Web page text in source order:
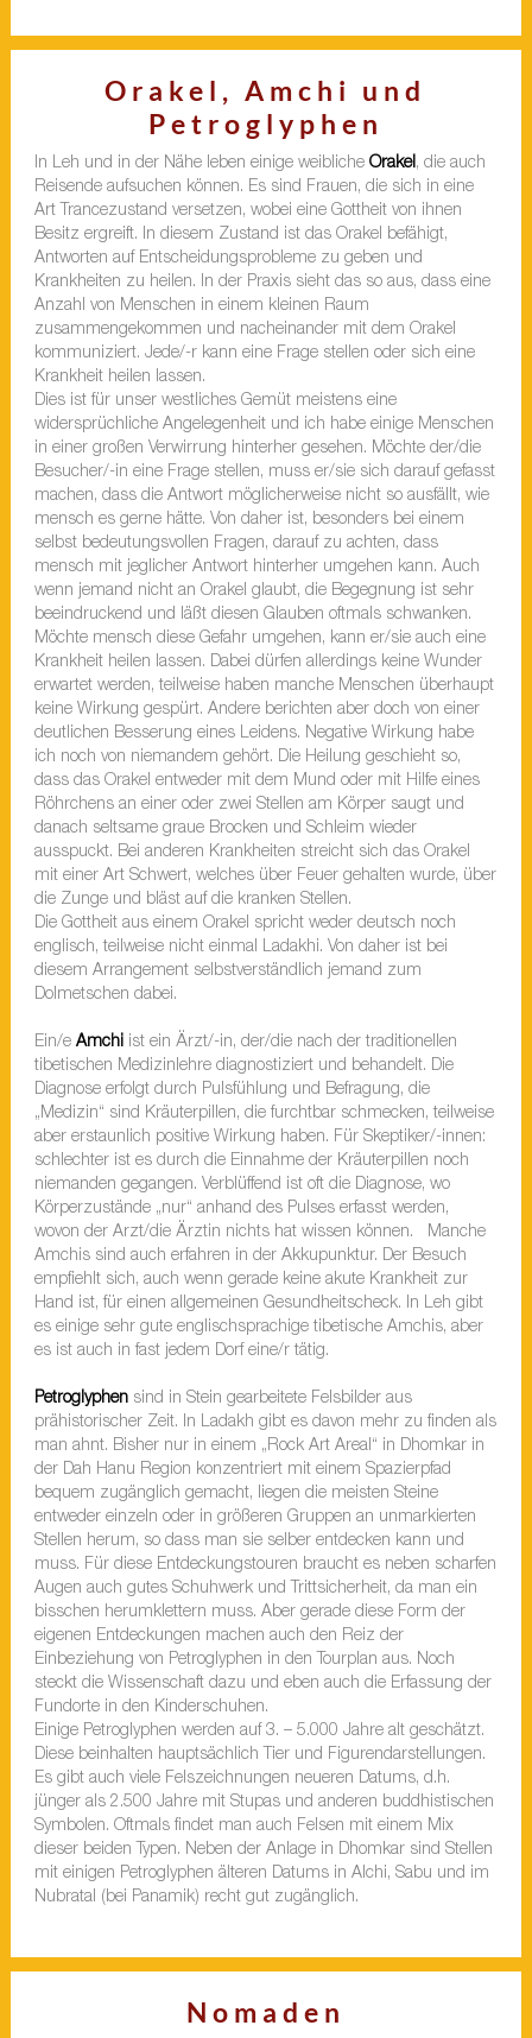
Orakel, Amchi und
Petroglyphen
In Leh und in der Nähe leben einige weibliche Orakel, die auch
Reisende aufsuchen können. Es sind Frauen, die sich in eine
Art Trancezustand versetzen, wobei eine Gottheit von ihnen
Besitz ergreift. In diesem Zustand ist das Orakel befähigt,
Antworten auf Entscheidungsprobleme zu geben und
Krankheiten zu heilen. In der Praxis sieht das so aus, dass eine
Anzahl von Menschen in einem kleinen Raum
zusammengekommen und nacheinander mit dem Orakel
kommuniziert. Jede/-r kann eine Frage stellen oder sich eine
Krankheit heilen lassen.
Dies ist für unser westliches Gemüt meistens eine
widersprüchliche Angelegenheit und ich habe einige Menschen
in einer großen Verwirrung hinterher gesehen. Möchte der/die
Besucher/-in eine Frage stellen, muss er/sie sich darauf gefasst
machen, dass die Antwort möglicherweise nicht so ausfällt, wie
mensch es gerne hätte. Von daher ist, besonders bei einem
selbst bedeutungsvollen Fragen, darauf zu achten, dass
mensch mit jeglicher Antwort hinterher umgehen kann. Auch
wenn jemand nicht an Orakel glaubt, die Begegnung ist sehr
beeindruckend und läßt diesen Glauben oftmals schwanken.
Möchte mensch diese Gefahr umgehen, kann er/sie auch eine
Krankheit heilen lassen. Dabei dürfen allerdings keine Wunder
erwartet werden, teilweise haben manche Menschen überhaupt
keine Wirkung gespürt. Andere berichten aber doch von einer
deutlichen Besserung eines Leidens. Negative Wirkung habe
ich noch von niemandem gehört. Die Heilung geschieht so,
dass das Orakel entweder mit dem Mund oder mit Hilfe eines
Röhrchens an einer oder zwei Stellen am Körper saugt und
danach seltsame graue Brocken und Schleim wieder
ausspuckt. Bei anderen Krankheiten streicht sich das Orakel
mit einer Art Schwert, welches über Feuer gehalten wurde, über
die Zunge und bläst auf die kranken Stellen.
Die Gottheit aus einem Orakel spricht weder deutsch noch
englisch, teilweise nicht einmal Ladakhi. Von daher ist bei
diesem Arrangement selbstverständlich jemand zum
Dolmetschen dabei.
Ein/e Amchiist ein Ärzt/-in, der/die nach der traditionellen
tibetischen Medizinlehre diagnostiziert und behandelt. Die
Diagnose erfolgt durch Pulsfühlung und Befragung, die
„Medizin“ sind Kräuterpillen, die furchtbar schmecken, teilweise
aber erstaunlich positive Wirkung haben. Für Skeptiker/-innen:
schlechter ist es durch die Einnahme der Kräuterpillen noch
niemanden gegangen. Verblüffend ist oft die Diagnose, wo
Körperzustände „nur“ anhand des Pulses erfasst werden,
wovon der Arzt/die Ärztin nichts hat wissen können. Manche
Amchis sind auch erfahren in der Akkupunktur. Der Besuch
empfiehlt sich, auch wenn gerade keine akute Krankheit zur
Hand ist, für einen allgemeinen Gesundheitscheck. In Leh gibt
es einige sehr gute englischsprachige tibetische Amchis, aber
es ist auch in fast jedem Dorf eine/r tätig.
Petroglyphensind in Stein gearbeitete Felsbilder aus
prähistorischer Zeit. In Ladakh gibt es davon mehr zu finden als
man ahnt. Bisher nur in einem „Rock Art Areal“ in Dhomkar in
der Dah Hanu Region konzentriert mit einem Spazierpfad
bequem zugänglich gemacht, liegen die meisten Steine
entweder einzeln oder in größeren Gruppen an unmarkierten
Stellen herum, so dass man sie selber entdecken kann und
muss. Für diese Entdeckungstouren braucht es neben scharfen
Augen auch gutes Schuhwerk und Trittsicherheit, da man ein
bisschen herumklettern muss. Aber gerade diese Form der
eigenen Entdeckungen machen auch den Reiz der
Einbeziehung von Petroglyphen in den Tourplan aus. Noch
steckt die Wissenschaft dazu und eben auch die Erfassung der
Fundorte in den Kinderschuhen.
Einige Petroglyphen werden auf 3. – 5.000 Jahre alt geschätzt.
Diese beinhalten hauptsächlich Tier und Figurendarstellungen.
Es gibt auch viele Felszeichnungen neueren Datums, d.h.
jünger als 2.500 Jahre mit Stupas und anderen buddhistischen
Symbolen. Oftmals findet man auch Felsen mit einem Mix
dieser beiden Typen. Neben der Anlage in Dhomkar sind Stellen
mit einigen Petroglyphen älteren Datums in Alchi, Sabu und im
Nubratal (bei Panamik) recht gut zugänglich.
Nomaden